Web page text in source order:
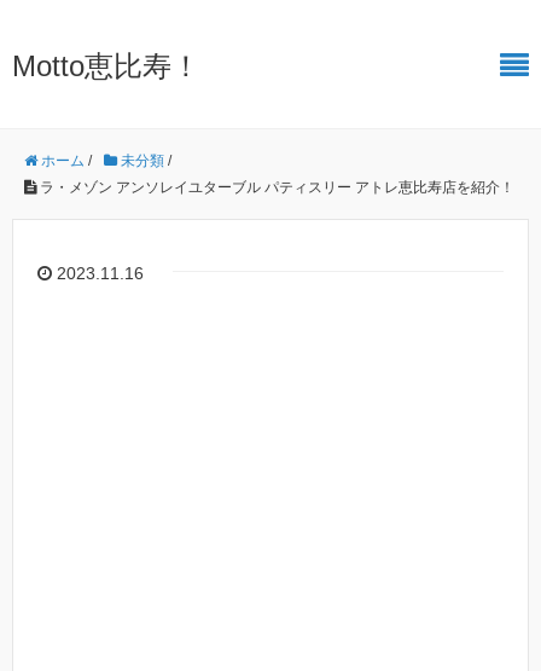
Motto恵比寿！
ホーム / 未分類 /
ラ・メゾン アンソレイユターブル パティスリー アトレ恵比寿店を紹介！
2023.11.16